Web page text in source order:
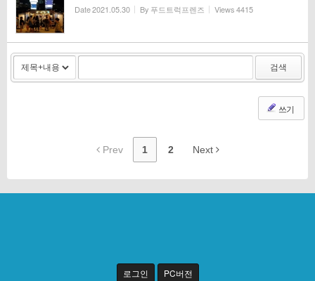
Date2021.05.30 By 푸드트럭프렌즈 Views4415
검색
쓰기
Prev 1 2 Next
로그인 PC버전